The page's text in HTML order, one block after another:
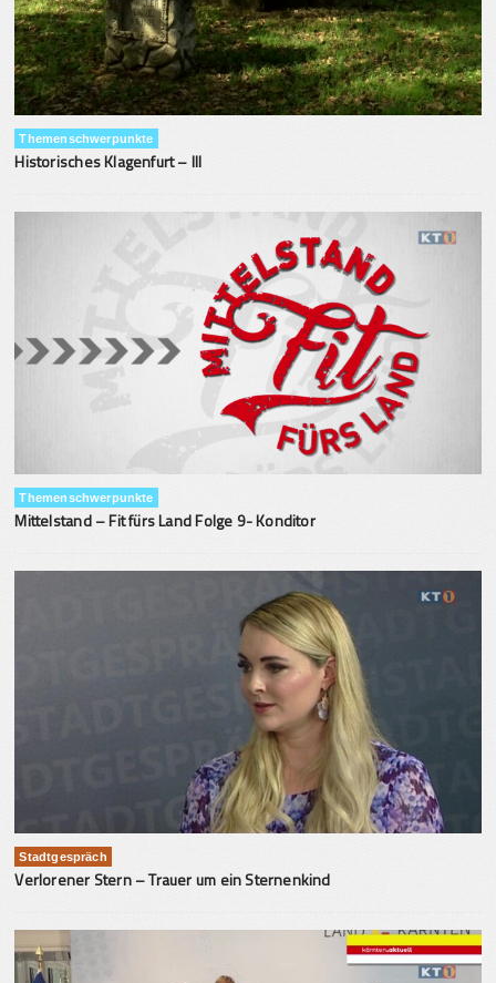
Themenschwerpunkte
Historisches Klagenfurt – III
Themenschwerpunkte
Mittelstand – Fit fürs Land Folge 9- Konditor
Stadtgespräch
Verlorener Stern – Trauer um ein Sternenkind